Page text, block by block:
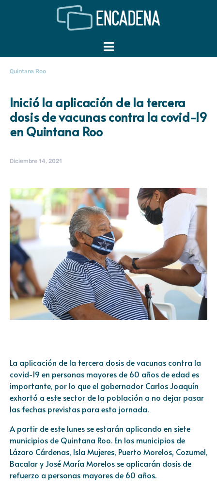
Quintana Roo
Inició la aplicación de la tercera
dosis de vacunas contra la covid-19
en Quintana Roo
Diciembre 14, 2021
La aplicación de la tercera dosis de vacunas contra la
covid-19 en personas mayores de 60 años de edad es
importante, por lo que el gobernador Carlos Joaquín
exhortó a este sector de la población a no dejar pasar
las fechas previstas para esta jornada.
A partir de este lunes se estarán aplicando en siete
municipios de Quintana Roo. En los municipios de
Lázaro Cárdenas, Isla Mujeres, Puerto Morelos, Cozumel,
Bacalar y José María Morelos se aplicarán dosis de
refuerzo a personas mayores de 60 años.